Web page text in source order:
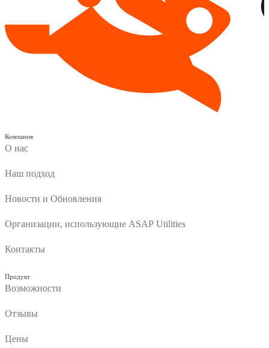
Компания
О нас
Наш подход
Новости и Обновления
Организации, использующие ASAP Utilities
Контакты
Продукт
Возможности
Отзывы
Цены